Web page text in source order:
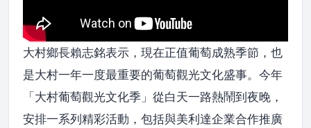
大村鄉長賴志銘表示，現在正值葡萄成熟季節，也
是大村一年一度最重要的葡萄觀光文化盛事。今年
「大村葡萄觀光文化季」從白天一路熱鬧到夜晚，
安排一系列精彩活動，包括與美利達企業合作推廣